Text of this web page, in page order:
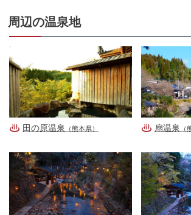
周辺の温泉地
田の原温泉 （熊本県） 扇温泉 （